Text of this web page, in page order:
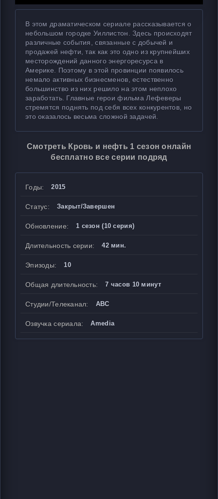
В этом драматическом сериале рассказывается о
небольшом городке Уиллистон. Здесь происходят
различные события, связанные с добычей и
продажей нефти, так как это одно из крупнейших
месторождений данного энергоресурса в
Америке. Поэтому в этой провинции появилось
немало активных бизнесменов, естественно
большинство из них решило на этом неплохо
заработать. Главные герои фильма Лефеверы
стремятся поднять под себя всех конкурентов, но
это оказалось весьма сложной задачей.
Смотреть Кровь и нефть 1 сезон онлайн
бесплатно все серии подряд
Годы: 2015
Статус: Закрыт/Завершен
Обновление: 1 сезон (10 серия)
Длительность серии: 42 мин.
Эпизоды: 10
Общая длительность: 7 часов 10 минут
Студии/Телеканал: ABC
Озвучка сериала: Amedia